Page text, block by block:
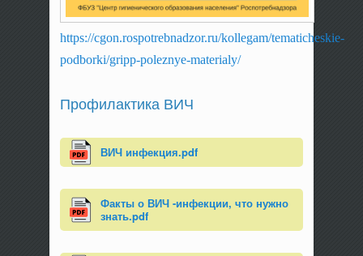
https://cgon.rospotrebnadzor.ru/kollegam/tematicheskie-
podborki/gripp-poleznye-materialy/
Профилактика ВИЧ
ВИЧ инфекция.pdf
Факты о ВИЧ -инфекции, что нужно
знать.pdf